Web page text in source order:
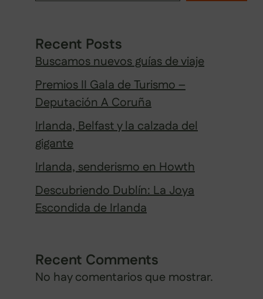
Recent Posts
Buscamos nuevos guías de viaje
Premios II Gala de Turismo –
Deputación A Coruña
Irlanda, Belfast y la calzada del
gigante
Irlanda, senderismo en Howth
Descubriendo Dublín: La Joya
Escondida de Irlanda
Recent Comments
No hay comentarios que mostrar.